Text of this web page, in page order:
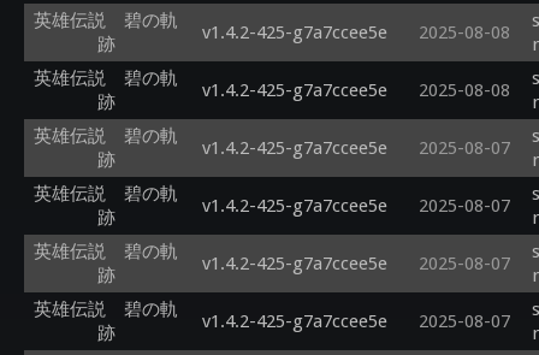
英雄伝説 碧の軌
跡
v1.4.2-425-g7a7ccee5e 2025-08-08
英雄伝説 碧の軌
跡
v1.4.2-425-g7a7ccee5e 2025-08-08
英雄伝説 碧の軌
跡
v1.4.2-425-g7a7ccee5e 2025-08-07
英雄伝説 碧の軌
跡
v1.4.2-425-g7a7ccee5e 2025-08-07
英雄伝説 碧の軌
跡
v1.4.2-425-g7a7ccee5e 2025-08-07
英雄伝説 碧の軌
跡
v1.4.2-425-g7a7ccee5e 2025-08-07